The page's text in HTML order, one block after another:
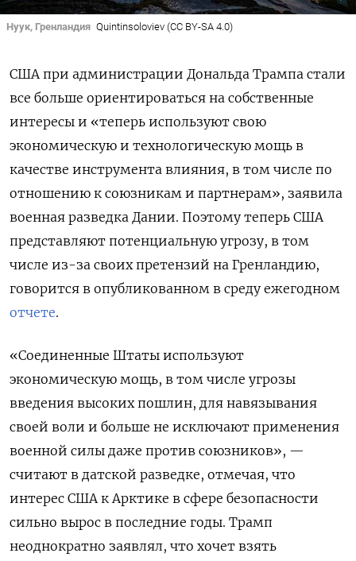
Нуук, Гренландия Quintinsoloviev (CC BY-SA 4.0)
США при администрации Дональда Трампа стали
все больше ориентироваться на собственные
интересы и «теперь используют свою
экономическую и технологическую мощь в
качестве инструмента влияния, в том числе по
отношению к союзникам и партнерам», заявила
военная разведка Дании. Поэтому теперь США
представляют потенциальную угрозу, в том
числе из-за своих претензий на Гренландию,
говорится в опубликованном в среду ежегодном
отчете.
«Соединенные Штаты используют
экономическую мощь, в том числе угрозы
введения высоких пошлин, для навязывания
своей воли и больше не исключают применения
военной силы даже против союзников», —
считают в датской разведке, отмечая, что
интерес США к Арктике в сфере безопасности
сильно вырос в последние годы. Трамп
неоднократно заявлял, что хочет взять